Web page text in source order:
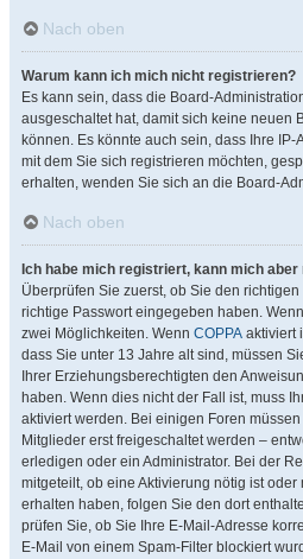
Nach oben
Warum kann ich mich nicht registrieren?
Es kann sein, dass die Board-
ausgeschaltet hat, damit sich keine neuen
können. Es könnte auch sein, dass Ihre
mit dem Sie sich registrieren möchten,
erhalten, wenden Sie sich an die Board-
Nach oben
Ich habe mich registriert, kann mich aber
Überprüfen Sie zuerst, ob Sie den
richtige Passwort eingegeben haben.
zwei Möglichkeiten. Wenn COPPA aktiviert
dass Sie unter 13 Jahre alt sind, müssen
Ihrer Erziehungsberechtigten den
haben. Wenn dies nicht der Fall ist, muss
aktiviert werden. Bei einigen Foren
Mitglieder erst freigeschaltet werden –
erledigen oder ein Administrator. Bei der
mitgeteilt, ob eine Aktivierung nötig ist oder
erhalten haben, folgen Sie den dort
prüfen Sie, ob Sie Ihre E-Mail-Adresse
E-Mail von einem Spam-Filter blockiert